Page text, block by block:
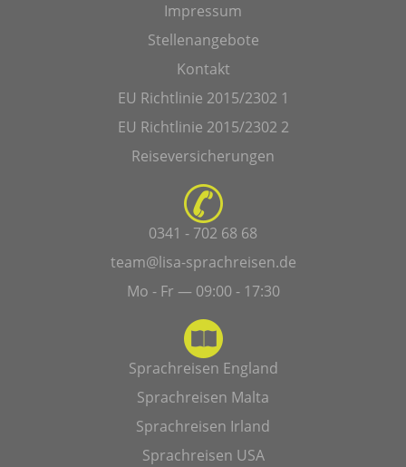
Impressum
Stellenangebote
Kontakt
EU Richtlinie 2015/2302 1
EU Richtlinie 2015/2302 2
Reiseversicherungen
0341 - 702 68 68
team@lisa-sprachreisen.de
Mo - Fr — 09:00 - 17:30
Sprachreisen England
Sprachreisen Malta
Sprachreisen Irland
Sprachreisen USA